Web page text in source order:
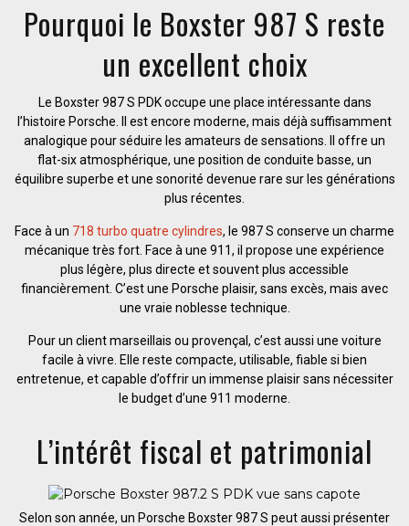
Pourquoi le Boxster 987 S reste
un excellent choix
Le Boxster 987 S PDK occupe une place intéressante dans
l’histoire Porsche. Il est encore moderne, mais déjà suffisamment
analogique pour séduire les amateurs de sensations. Il offre un
flat-six atmosphérique, une position de conduite basse, un
équilibre superbe et une sonorité devenue rare sur les générations
plus récentes.
Face à un 718 turbo quatre cylindres, le 987 S conserve un charme
mécanique très fort. Face à une 911, il propose une expérience
plus légère, plus directe et souvent plus accessible
financièrement. C’est une Porsche plaisir, sans excès, mais avec
une vraie noblesse technique.
Pour un client marseillais ou provençal, c’est aussi une voiture
facile à vivre. Elle reste compacte, utilisable, fiable si bien
entretenue, et capable d’offrir un immense plaisir sans nécessiter
le budget d’une 911 moderne.
L’intérêt fiscal et patrimonial
Selon son année, un Porsche Boxster 987 S peut aussi présenter